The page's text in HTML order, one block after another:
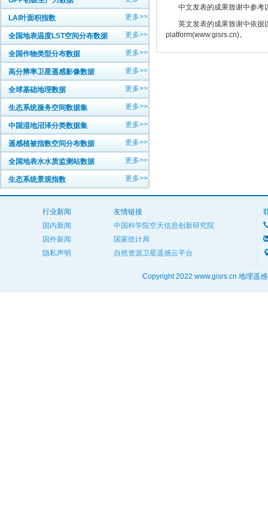
LAI叶面积指数 更多>>
全国地表温度LST空间分布数据 更多>>
全国作物类型分布数据 更多>>
高分辨率卫星遥感影像数据 更多>>
全球基础地理数据 更多>>
生态系统服务空间数据集 更多>>
中国湿地沼泽分类数据集 更多>>
遥感植被指数空间分布数据 更多>>
全国地表水水质监测站数据 更多>>
生态系统景观指数 更多>>
中文发表的成果致谢中参考
英文发表的成果致谢中依据
platform(www.gisrs.cn)。
行业新闻
国内新闻
国外新闻
隐私声明
友情链接
中国科学院空天信息创新研究院
国家统计局
自然资源卫星遥感云平台
Copyright 2022 www.gisrs.cn 地理遥